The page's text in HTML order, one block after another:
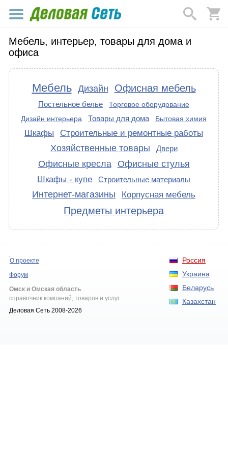
Мебель, интерьер, товары для дома и
офиса
Мебель Дизайн Офисная мебель
Постельное белье
Торговое оборудование
Дизайн интерьера
Товары для дома Бытовая химия
Шкафы Строительные и ремонтные работы
Хозяйственные товары Двери
Офисные кресла Офисные стулья
Шкафы - купе Строительные материалы
Интернет-магазины Корпусная мебель
Предметы интерьера
Россия
Украина
Беларусь
Казахстан
О проекте
Форум
Омск и Омская область
справочник компаний, товаров и услуг
Деловая Сеть 2008-2026